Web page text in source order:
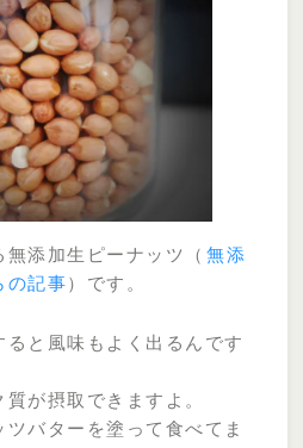
添加生ピーナッツ（ 無添
の記事） です。
ると風味もよく出るんです
が摂取できますよ。
バターを塗って食べてま